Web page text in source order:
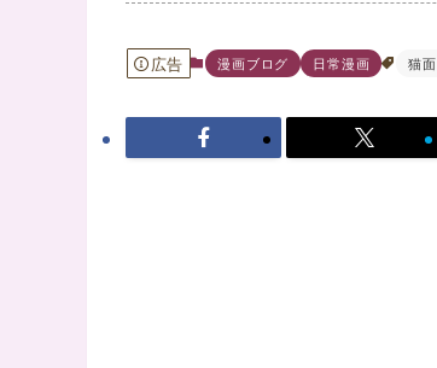
広告 漫画ブログ 日常漫画 猫面